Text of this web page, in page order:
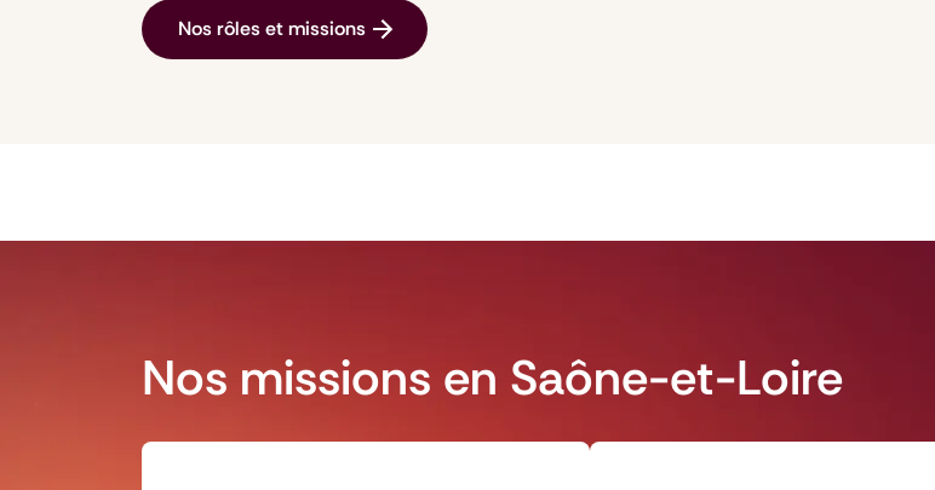
Nos rôles et missions
Nos missions en Saône-et-Loire